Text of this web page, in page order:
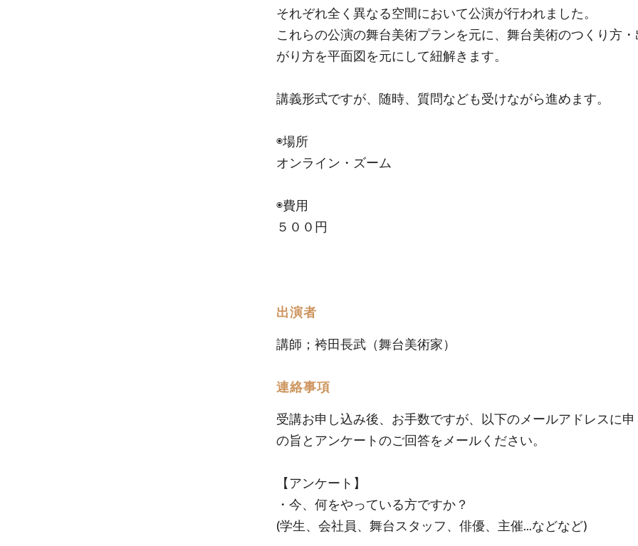
それぞれ全く異なる空間において公演が行われました。
これらの公演の舞台美術プランを元に、舞台美術のつくり方
がり方を平面図を元にして紐解きます。
講義形式ですが、随時、質問なども受けながら進めます。
◉場所
オンライン・ズーム
◉費用
５００円
出演者
講師；袴田長武（舞台美術家）
連絡事項
受講お申し込み後、お手数ですが、以下のメールアドレスに
の旨とアンケートのご回答をメールください。
【アンケート】
・今、何をやっている方ですか？
(学生、会社員、舞台スタッフ、俳優、主催...などなど)